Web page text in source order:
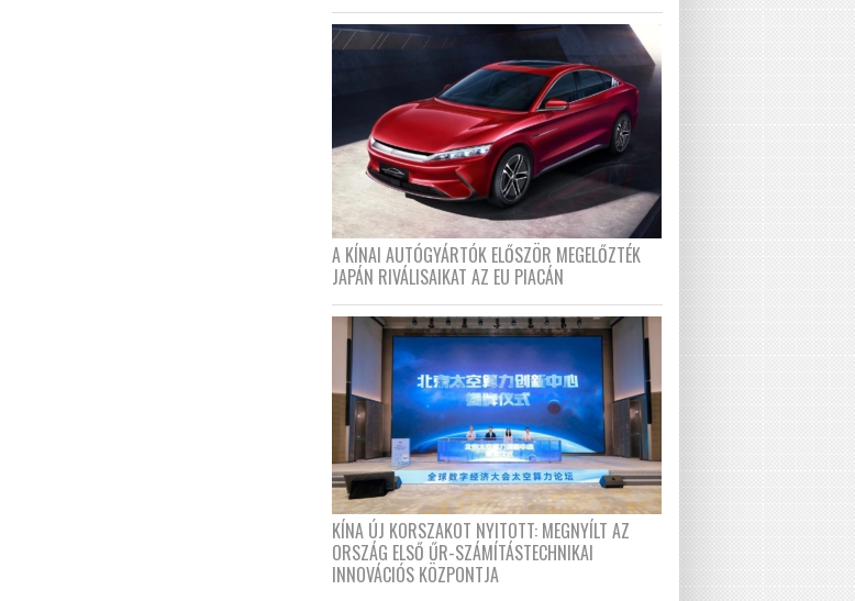
A KÍNAI AUTÓGYÁRTÓK ELŐSZÖR MEGELŐZTÉK
JAPÁN RIVÁLISAIKAT AZ EU PIACÁN
KÍNA ÚJ KORSZAKOT NYITOTT: MEGNYÍLT AZ
ORSZÁG ELSŐ ŰR-SZÁMÍTÁSTECHNIKAI
INNOVÁCIÓS KÖZPONTJA